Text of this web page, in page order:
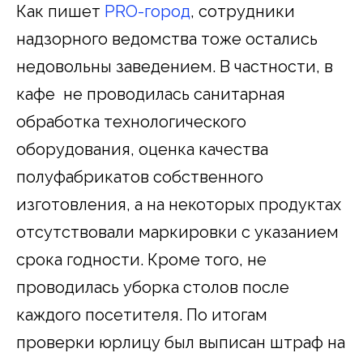
Как пишет PRO-город, сотрудники
надзорного ведомства тоже остались
недовольны заведением. В частности, в
кафе не проводилась санитарная
обработка технологического
оборудования, оценка качества
полуфабрикатов собственного
изготовления, а на некоторых продуктах
отсутствовали маркировки с указанием
срока годности. Кроме того, не
проводилась уборка столов после
каждого посетителя. По итогам
проверки юрлицу был выписан штраф на